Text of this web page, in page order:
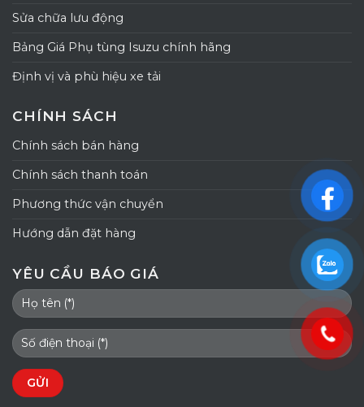
Sửa chữa lưu động
Bảng Giá Phụ tùng Isuzu chính hãng
Định vị và phù hiệu xe tải
CHÍNH SÁCH
Chính sách bán hàng
Chính sách thanh toán
Phương thức vận chuyển
Hướng dẫn đặt hàng
YÊU CẦU BÁO GIÁ